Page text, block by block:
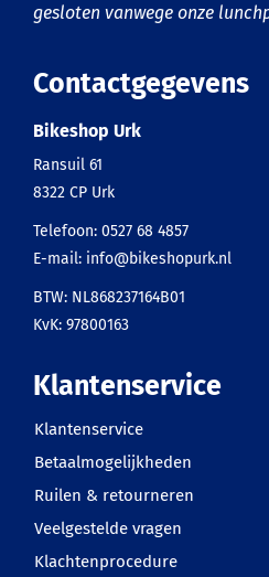
gesloten vanwege onze
Contactgegevens
Bikeshop Urk
Ransuil 61
8322 CP Urk
Telefoon: 0527 68 4857
E-mail: info@bikeshopurk.nl
BTW: NL868237164B01
KvK: 97800163
Klantenservice
Klantenservice
Betaalmogelijkheden
Ruilen & retourneren
Veelgestelde vragen
Klachtenprocedure